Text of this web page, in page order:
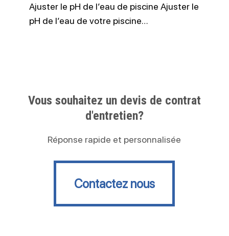
Ajuster le pH de l’eau de piscine Ajuster le
pH de l’eau de votre piscine…
Vous souhaitez un devis de contrat
d'entretien?
Réponse rapide et personnalisée
Contactez nous
Contactez nous